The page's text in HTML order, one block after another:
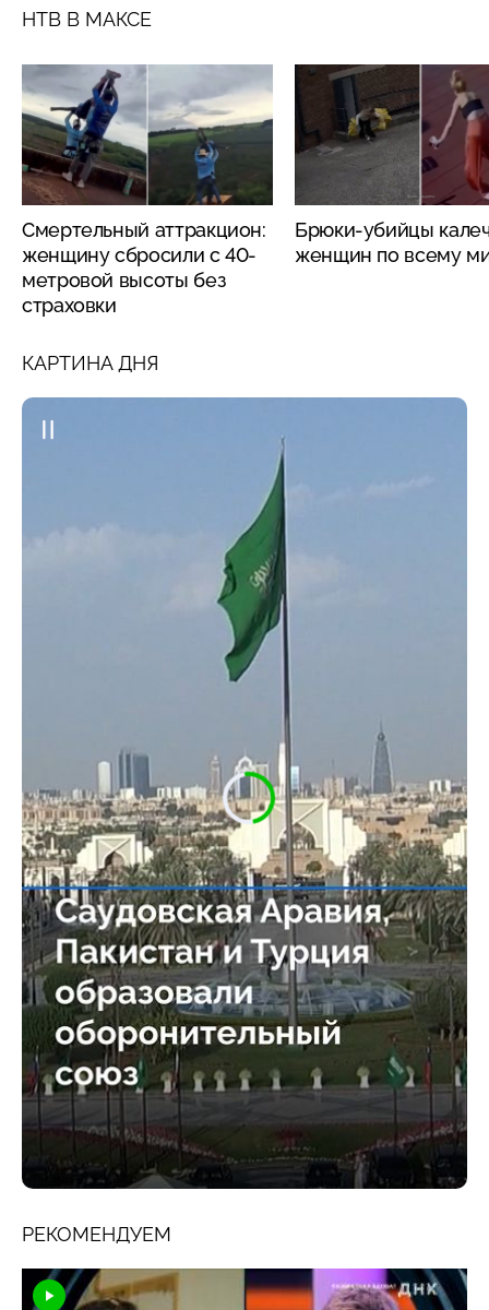
НТВ В МАКСЕ
Смертельный аттракцион:
женщину сбросили с 40-
метровой высоты без
страховки
Брюки-убийцы
женщин по всему
КАРТИНА ДНЯ
РЕКОМЕНДУЕМ